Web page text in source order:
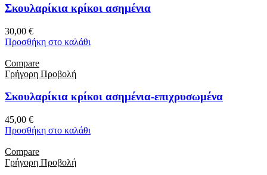
Σκουλαρίκια κρίκοι ασημένια
30,00 €
Προσθήκη στο καλάθι
Compare
Γρήγορη Προβολή
Σκουλαρίκια κρίκοι ασημένια-επιχρυσωμένα
45,00 €
Προσθήκη στο καλάθι
Compare
Γρήγορη Προβολή